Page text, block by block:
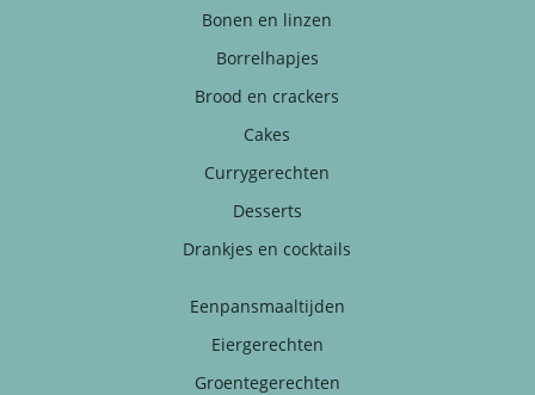
Bonen en linzen
Borrelhapjes
Brood en crackers
Cakes
Currygerechten
Desserts
Drankjes en cocktails
Eenpansmaaltijden
Eiergerechten
Groentegerechten